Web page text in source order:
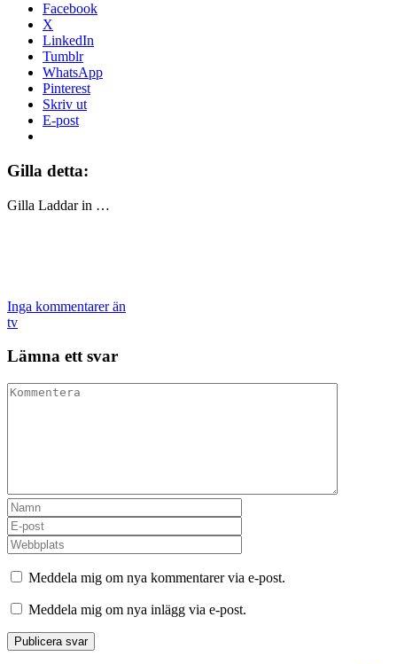
Facebook
X
LinkedIn
Tumblr
WhatsApp
Pinterest
Skriv ut
E-post
Gilla detta:
Gilla Laddar in …
Inga kommentarer än
tv
Lämna ett svar
Meddela mig om nya kommentarer via e-post.
Meddela mig om nya inlägg via e-post.